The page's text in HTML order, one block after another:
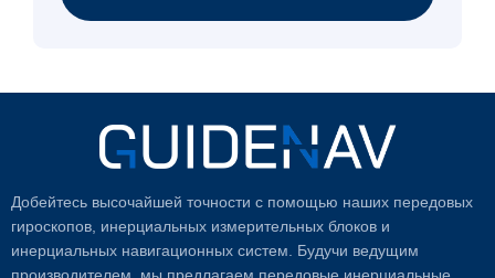
Добейтесь высочайшей точности с помощью наших передовых
гироскопов, инерциальных измерительных блоков и
инерциальных навигационных систем. Будучи ведущим
производителем, мы предлагаем передовые инерциальные